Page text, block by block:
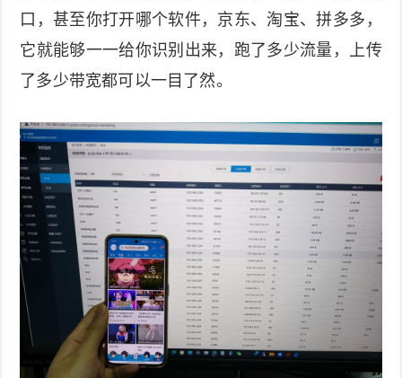
口，甚至你打开哪个软件，京东、淘宝、拼多多，
它就能够一一给你识别出来，跑了多少流量，上传
了多少带宽都可以一目了然。